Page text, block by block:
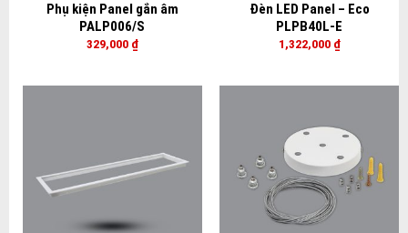
Phụ kiện Panel gắn âm
PALP006/S
329,000 ₫
Đèn LED Panel – Eco
PLPB40L-E
1,322,000 ₫